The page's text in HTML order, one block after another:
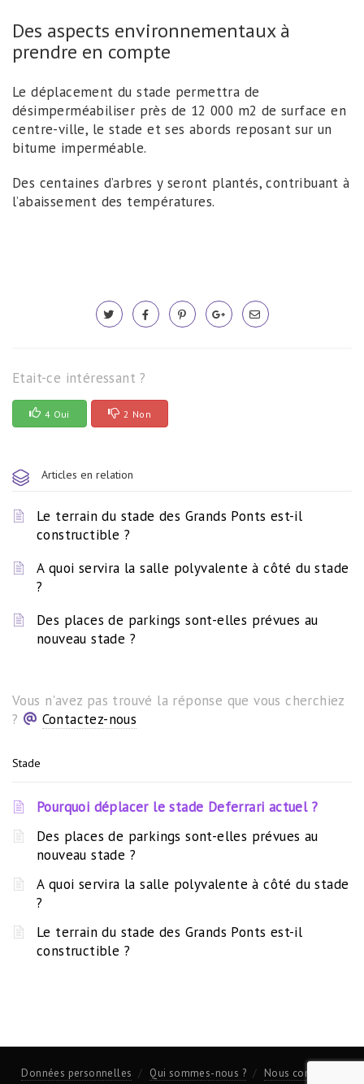
Des aspects environnementaux à
prendre en compte
Le déplacement du stade permettra de
désimperméabiliser près de 12 000 m2 de surface en
centre-ville, le stade et ses abords reposant sur un
bitume imperméable.
Des centaines d’arbres y seront plantés, contribuant à
l’abaissement des températures.
Etait-ce intéressant ?
4 Oui 2 Non
Articles en relation
Le terrain du stade des Grands Ponts est-il
constructible ?
A quoi servira la salle polyvalente à côté du stade
?
Des places de parkings sont-elles prévues au
nouveau stade ?
Vous n'avez pas trouvé la réponse que vous cherchiez
?
Contactez-nous
Stade
Pourquoi déplacer le stade Deferrari actuel ?
Des places de parkings sont-elles prévues au
nouveau stade ?
A quoi servira la salle polyvalente à côté du stade
?
Le terrain du stade des Grands Ponts est-il
constructible ?
Données personnelles Qui sommes-nous ? Nous contacter